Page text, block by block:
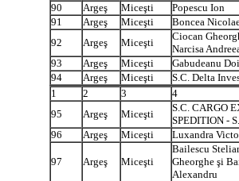
90
Argeş Miceşti
Popescu Ion
91
Argeş Miceşti
Boncea
92
Argeş Miceşti
Ciocan
Narcisa
93
Argeş Miceşti
Gabudeanu
94
Argeş Miceşti
S.C. Delta
1
2 3
4
95
Argeş Miceşti
S.C. CARGO
SPEDITION -
96
Argeş Miceşti Luxandra
97 Argeş Miceşti
Bailescu
Gheorghe şi
Alexandru